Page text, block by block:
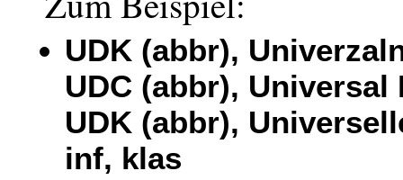
UDK (abbr),
UDC (abbr),
UDK (abbr),
inf, klas